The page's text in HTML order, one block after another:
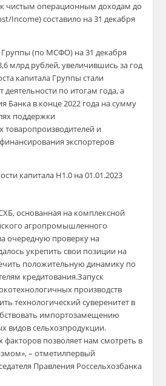
чистым операционным доходам до
Income) составило на 31 декабря
(по МСФО) на 31 декабря
млрд рублей, увеличившись за год
капитала Группы стали
деятельности по итогам года, а
Банка в конце 2022 года на сумму
поддержки
товаропроизводителей и
экспортеров
капитала Н1.0 на 01.01.2023
основанная на комплексной
агропромышленного
очередную проверку на
укрепить свои позиции на
положительную динамику по
кредитования.Запуск
производств
технологический суверенитет в
импортозамещению
видов сельхозпродукции.
факторов позволяет нам смотреть в
– отметилпервый
Правления Россельхозбанка